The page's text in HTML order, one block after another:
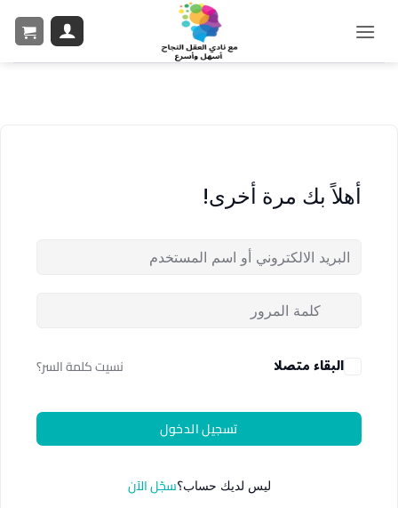
أهلاً بك مرة أخرى!
البقاء متصلا نسيت كلمة السر؟
تسجيل الدخول
ليس لديك حساب؟سجّل الآن